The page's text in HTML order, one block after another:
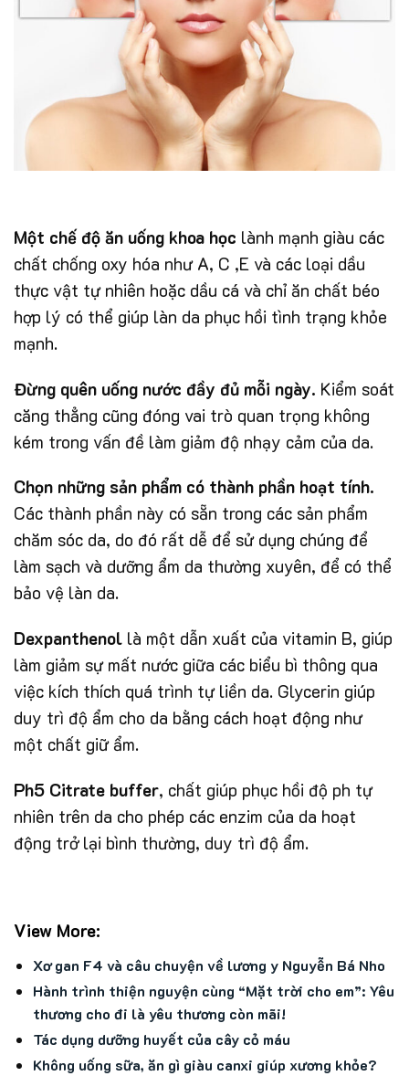
Một chế độ ăn uống khoa học lành mạnh giàu các
chất chống oxy hóa như A, C ,E và các loại dầu
thực vật tự nhiên hoặc dầu cá và chỉ ăn chất béo
hợp lý có thể giúp làn da phục hồi tình trạng khỏe
mạnh.
Đừng quên uống nước đầy đủ mỗi ngày. Kiểm soát
căng thẳng cũng đóng vai trò quan trọng không
kém trong vấn đề làm giảm độ nhạy cảm của da.
Chọn những sản phẩm có thành phần hoạt tính.
Các thành phần này có sẵn trong các sản phẩm
chăm sóc da, do đó rất dễ để sử dụng chúng để
làm sạch và dưỡng ẩm da thường xuyên, để có thể
bảo vệ làn da.
Dexpanthenol là một dẫn xuất của vitamin B, giúp
làm giảm sự mất nước giữa các biểu bì thông qua
việc kích thích quá trình tự liền da. Glycerin giúp
duy trì độ ẩm cho da bằng cách hoạt động như
một chất giữ ẩm.
Ph5 Citrate buffer, chất giúp phục hồi độ ph tự
nhiên trên da cho phép các enzim của da hoạt
động trở lại bình thường, duy trì độ ẩm.
View More:
Xơ gan F4 và câu chuyện về lương y Nguyễn Bá Nho
Hành trình thiện nguyện cùng “Mặt trời cho em”: Yêu
thương cho đi là yêu thương còn mãi!
Tác dụng dưỡng huyết của cây cỏ máu
Không uống sữa, ăn gì giàu canxi giúp xương khỏe?